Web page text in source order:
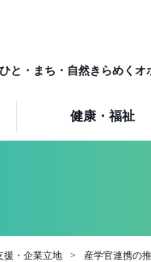
ひと・まち・自然きらめくオ
健康・福祉
援・企業立地 産学官連携の